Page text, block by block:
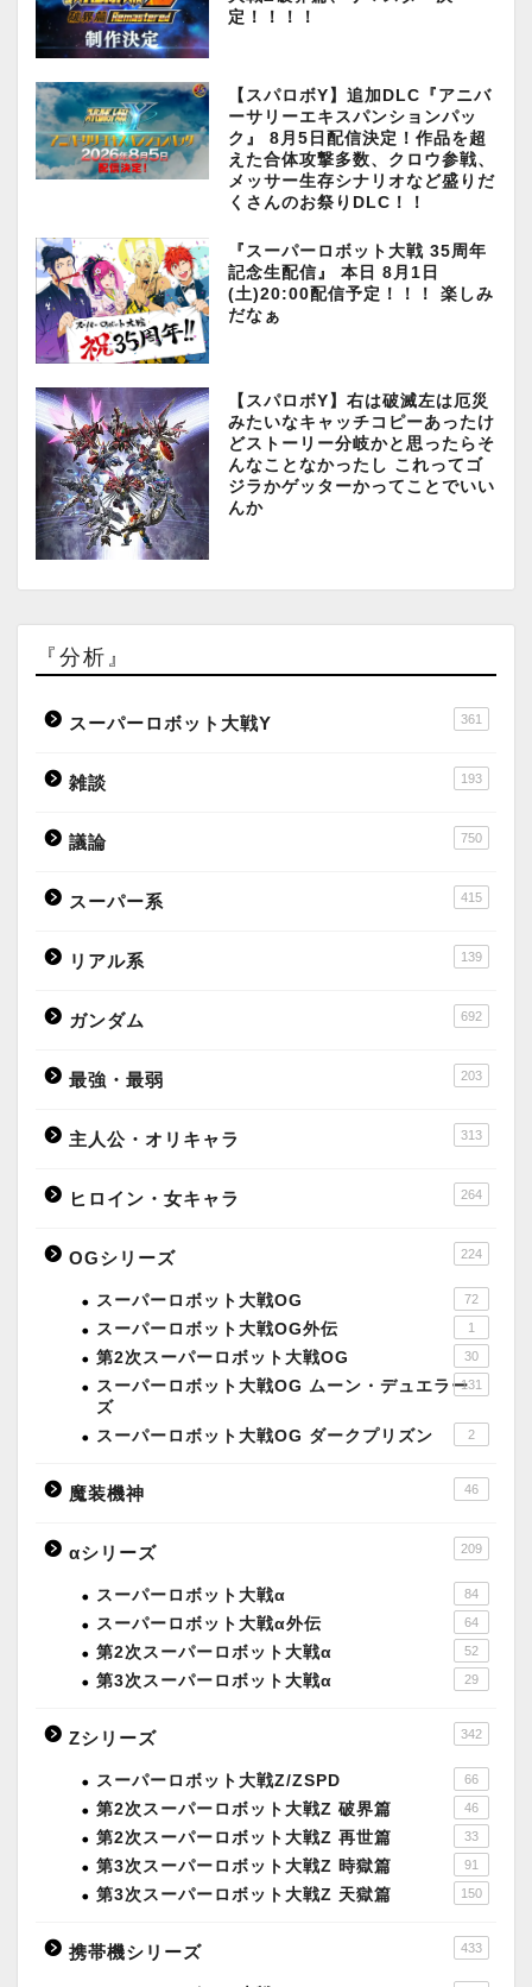
定！！！！
【スパロボY】追加DLC『アニバ
ーサリーエキスパンションパッ
ク』 8月5日配信決定！作品を超
えた合体攻撃多数、クロウ参戦、
メッサー生存シナリオなど盛りだ
くさんのお祭りDLC！！
『スーパーロボット大戦 35周年
記念生配信』 本日 8月1日
(土)20:00配信予定！！！ 楽しみ
だなぁ
【スパロボY】右は破滅左は厄災
みたいなキャッチコピーあったけ
どストーリー分岐かと思ったらそ
んなことなかったし これってゴ
ジラかゲッターかってことでいい
んか
『分析』
スーパーロボット大戦Y 361
雑談 193
議論 750
スーパー系 415
リアル系 139
ガンダム 692
最強・最弱 203
主人公・オリキャラ 313
ヒロイン・女キャラ 264
OGシリーズ 224
スーパーロボット大戦OG 72
スーパーロボット大戦OG外伝 1
第2次スーパーロボット大戦OG 30
スーパーロボット大戦OG ムーン・デュエラー
ズ
131
スーパーロボット大戦OG ダークプリズン 2
魔装機神 46
αシリーズ 209
スーパーロボット大戦α 84
スーパーロボット大戦α外伝 64
第2次スーパーロボット大戦α 52
第3次スーパーロボット大戦α 29
Zシリーズ 342
スーパーロボット大戦Z/ZSPD 66
第2次スーパーロボット大戦Z 破界篇 46
第2次スーパーロボット大戦Z 再世篇 33
第3次スーパーロボット大戦Z 時獄篇 91
第3次スーパーロボット大戦Z 天獄篇 150
携帯機シリーズ 433